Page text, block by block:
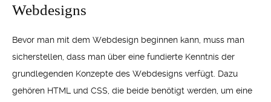
Webdesigns
Bevor man mit dem Webdesign beginnen kann, muss man
sicherstellen, dass man über eine fundierte Kenntnis der
grundlegenden Konzepte des Webdesigns verfügt. Dazu
gehören HTML und CSS, die beide benötigt werden, um eine